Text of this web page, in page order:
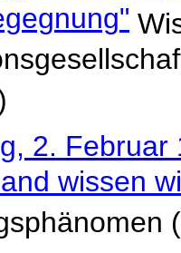
2. Februar
wissen